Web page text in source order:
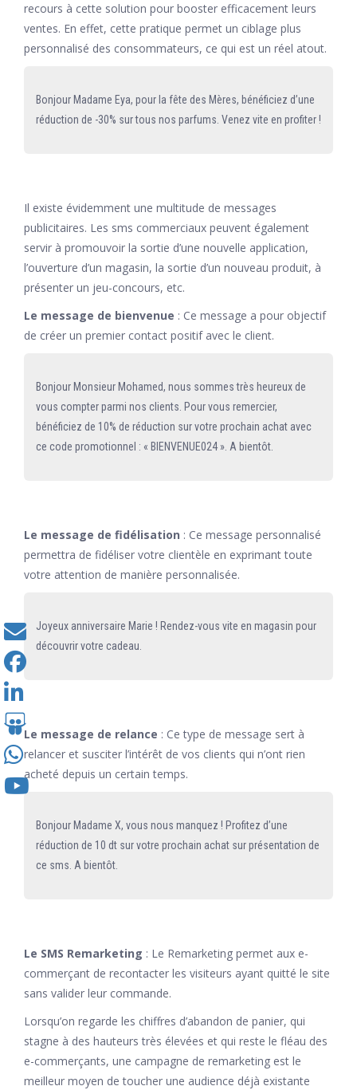
recours à cette solution pour booster efficacement leurs
ventes. En effet, cette pratique permet un ciblage plus
personnalisé des consommateurs, ce qui est un réel atout.
Bonjour Madame Eya, pour la fête des Mères, bénéficiez d’une
réduction de -30% sur tous nos parfums. Venez vite en profiter !
Il existe évidemment une multitude de messages
publicitaires. Les sms commerciaux peuvent également
servir à promouvoir la sortie d’une nouvelle application,
l’ouverture d’un magasin, la sortie d’un nouveau produit, à
présenter un jeu-concours, etc.
Le message de bienvenue : Ce message a pour objectif
de créer un premier contact positif avec le client.
Bonjour Monsieur Mohamed, nous sommes très heureux de
vous compter parmi nos clients. Pour vous remercier,
bénéficiez de 10% de réduction sur votre prochain achat avec
ce code promotionnel : « BIENVENUE024 ». A bientôt.
Le message de fidélisation : Ce message personnalisé
permettra de fidéliser votre clientèle en exprimant toute
votre attention de manière personnalisée.
Joyeux anniversaire Marie ! Rendez-vous vite en magasin pour
découvrir votre cadeau.
Le message de relance : Ce type de message sert à
relancer et susciter l’intérêt de vos clients qui n’ont rien
acheté depuis un certain temps.
Bonjour Madame X, vous nous manquez ! Profitez d’une
réduction de 10 dt sur votre prochain achat sur présentation de
ce sms. A bientôt.
Le SMS Remarketing : Le Remarketing permet aux e-
commerçant de recontacter les visiteurs ayant quitté le site
sans valider leur commande.
Lorsqu’on regarde les chiffres d’abandon de panier, qui
stagne à des hauteurs très élevées et qui reste le fléau des
e-commerçants, une campagne de remarketing est le
meilleur moyen de toucher une audience déjà existante